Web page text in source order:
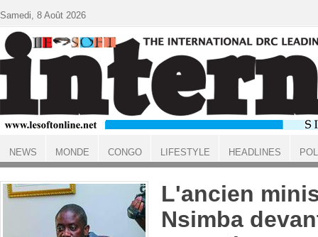
ACCUEIL
L'ancien
Nsimba
Samedi, 8 Août 2026
NEWS MONDE CONGO LIFESTYLE HEADLINES